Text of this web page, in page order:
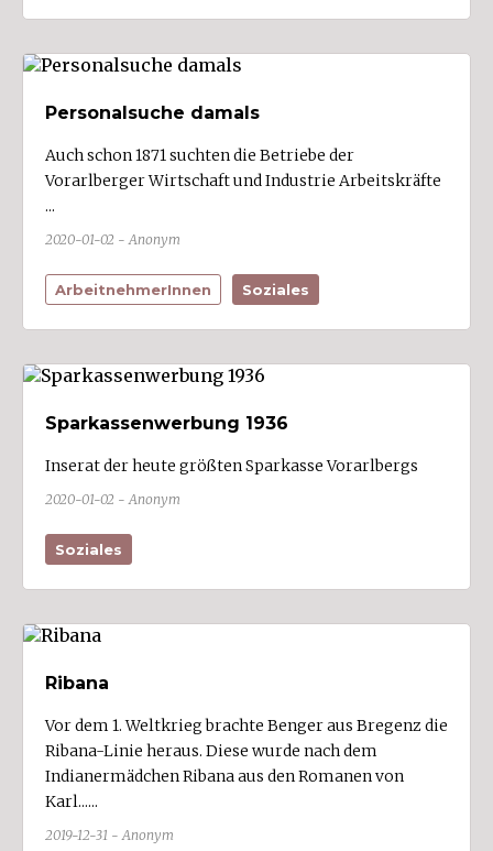
Bartholomäberg (2)
Bezau (1)
Bizau
Blons
Bludenz (14)
Bludesch (4)
Buch
Bürs (3)
Bürserberg (1)
Dalaas (1)
Doren (1)
Dornbirn (37)
Düns
Eichenberg
Feldkirch (36)
Fontanella
Frastanz (3)
Personalsuche damals
Auch schon 1871 suchten die Betriebe der
Vorarlberger Wirtschaft und Industrie Arbeitskräfte
...
2020-01-02 - Anonym
ArbeitnehmerInnen Soziales
Sparkassenwerbung 1936
Inserat der heute größten Sparkasse Vorarlbergs
2020-01-02 - Anonym
Soziales
Ribana
Vor dem 1. Weltkrieg brachte Benger aus Bregenz die
Ribana-Linie heraus. Diese wurde nach dem
Indianermädchen Ribana aus den Romanen von
Karl......
2019-12-31 - Anonym